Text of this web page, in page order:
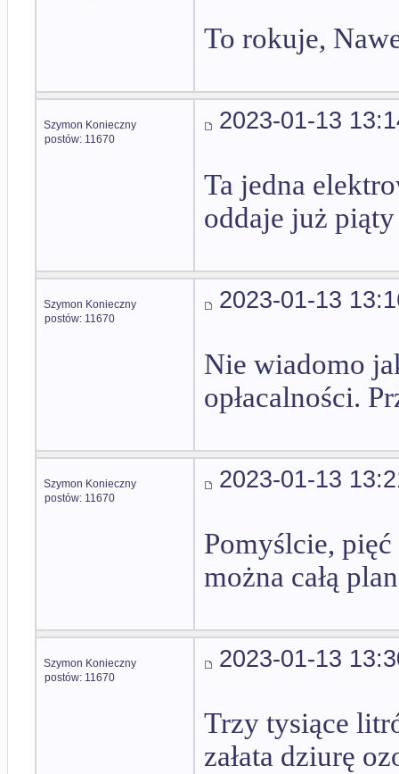
To rokuje,
Szymon Konieczny
postów: 11670
2023-01-13
Ta jedna
oddaje już piąty
Szymon Konieczny
postów: 11670
2023-01-13
Nie wiadomo
opłacalności.
Szymon Konieczny
postów: 11670
2023-01-13
Pomyślcie,
można całą
Szymon Konieczny
postów: 11670
2023-01-13
Trzy tysiące
załata dziurę